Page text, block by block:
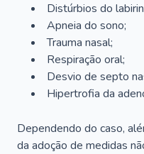
Distúrbios do
Apneia do sono;
Trauma nasal;
Respiração oral;
Desvio de septo
Hipertrofia da
Dependendo do caso,
da adoção de medidas